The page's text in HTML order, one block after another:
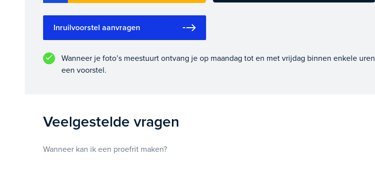
Inruilvoorstel aanvragen
Wanneer je foto’s meestuurt ontvang je op maandag tot en met vrijdag binnen enkele uren
een voorstel.
Veelgestelde vragen
Wanneer kan ik een proefrit maken?